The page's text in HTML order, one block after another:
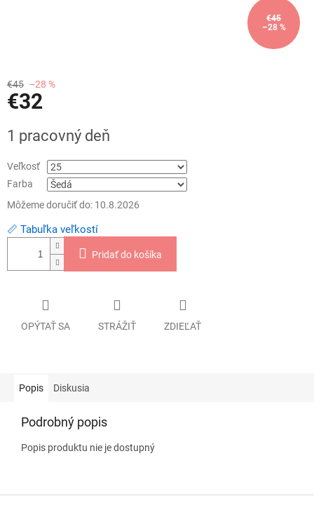
€45
–28 %
€45 –28 %
€32
cena:
1 pracovný deň
Veľkosť
Farba
Môžeme doručiť do: 10.8.2026
📏 Tabuľka veľkostí
Pridať do košíka
OPÝTAŤ SA STRÁŽIŤ ZDIEĽAŤ
Popis Diskusia
Podrobný popis
Popis produktu nie je dostupný